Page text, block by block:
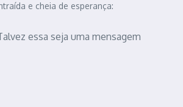
e cheia de esperança:
essa seja uma mensagem